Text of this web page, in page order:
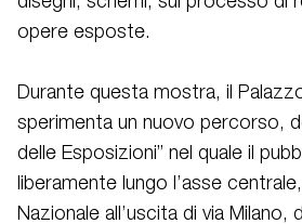
opere esposte.
Durante questa mostra, il
sperimenta un nuovo percorso,
delle Esposizioni” nel quale il
liberamente lungo l’asse
Nazionale all’uscita di via Milano,